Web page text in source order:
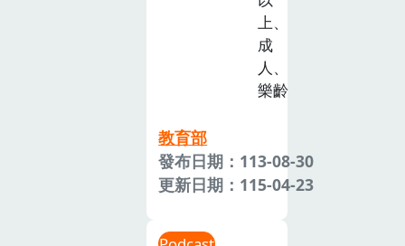
上、
成
人、
樂齡
教育部
發布日期：113-08-30
更新日期：115-04-23